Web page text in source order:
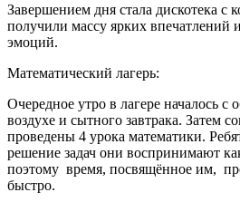
Завершением дня стала дискотека с
получили массу ярких впечатлений
эмоций.
Математический лагерь:
Очередное утро в лагере началось с
воздухе и сытного завтрака. Затем
проведены 4 урока математики.
решение задач они воспринимают
поэтому время, посвящённое им,
быстро.